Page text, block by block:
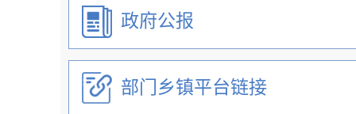
政府公报
部门乡镇平台链接